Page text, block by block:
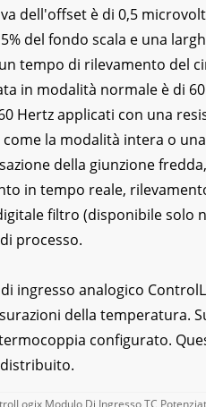
dell'offset è di 0,5
del fondo scala e una
un tempo di rilevamento
in modalità normale è di
Hertz applicati con una
la modalità intera o
della giunzione
in tempo reale,
filtro (disponibile solo
processo.
ingresso analogico
della temperatura.
configurato.
Modulo Di Ingresso TC